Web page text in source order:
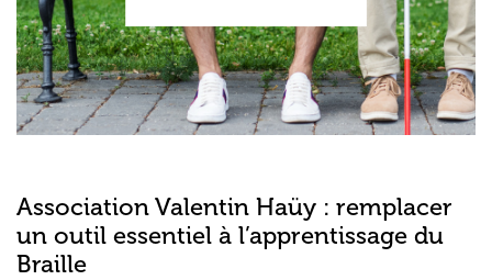
Association Valentin Haüy : remplacer
un outil essentiel à l’apprentissage du
Braille